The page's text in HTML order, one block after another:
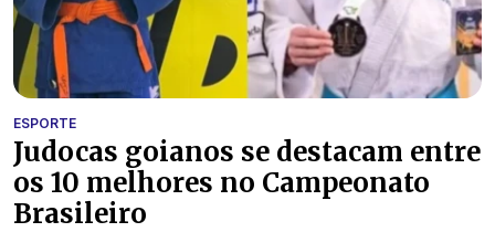
ESPORTE
Judocas goianos se destacam entre
os 10 melhores no Campeonato
Brasileiro